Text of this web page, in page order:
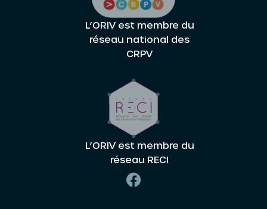
L’ORIV est membre du
réseau national des
CRPV
L’ORIV est membre du
réseau RECI